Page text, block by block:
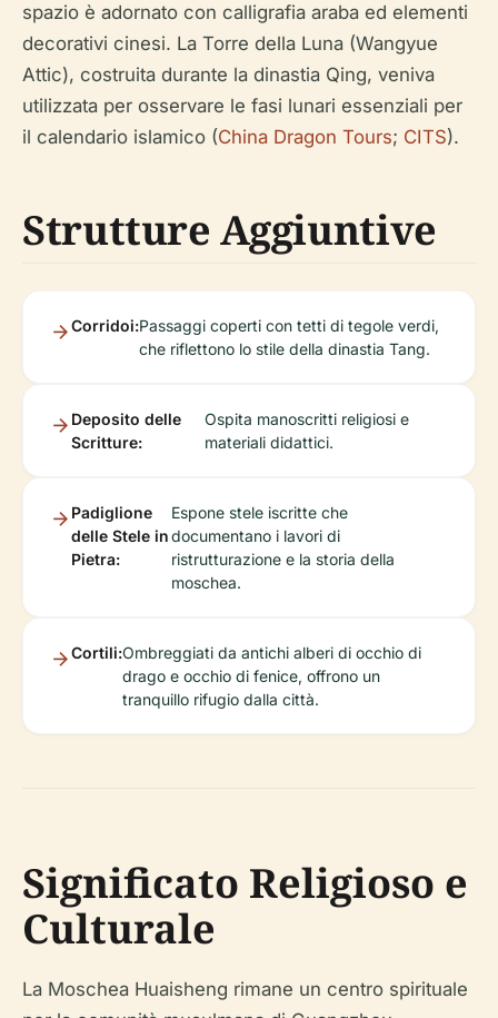
spazio è adornato con calligrafia araba ed elementi
decorativi cinesi. La Torre della Luna (Wangyue
Attic), costruita durante la dinastia Qing, veniva
utilizzata per osservare le fasi lunari essenziali per
il calendario islamico (China Dragon Tours; CITS).
Strutture Aggiuntive
Corridoi:Passaggi coperti con tetti di tegole verdi,
che riflettono lo stile della dinastia Tang.
Deposito delle
Scritture:
Ospita manoscritti religiosi e
materiali didattici.
Padiglione
delle Stele in
Pietra:
Espone stele iscritte che
documentano i lavori di
ristrutturazione e la storia della
moschea.
Cortili:Ombreggiati da antichi alberi di occhio di
drago e occhio di fenice, offrono un
tranquillo rifugio dalla città.
Significato Religioso e
Culturale
La Moschea Huaisheng rimane un centro spirituale